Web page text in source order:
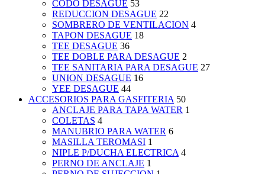
CODO DESAGUE 53
REDUCCION DESAGUE 22
SOMBRERO DE VENTILACION 4
TAPON DESAGUE 18
TEE DESAGUE 36
TEE DOBLE PARA DESAGUE 2
TEE SANITARIA PARA DESAGUE 27
UNION DESAGUE 16
YEE DESAGUE 44
ACCESORIOS PARA GASFITERIA 50
ANCLAJE PARA TAPA WATER 1
COLETAS 4
MANUBRIO PARA WATER 6
MASILLA TEROMASI 1
NIPLE P/DUCHA ELECTRICA 4
PERNO DE ANCLAJE 1